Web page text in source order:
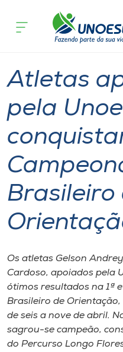
Cursos
Pesquisa
Atendimento ao
Portal de Ensino
Unoesc
Internacionalização
I.nova
Diplomados
acontece
Atletas
pela
Brasileiro
Os atletas Gelson
Cardoso, apoiados pela
ótimos resultados na 1ª
Brasileiro de Orientação,
de seis a nove de abril.
sagrou-se campeão,
do Percurso Longo